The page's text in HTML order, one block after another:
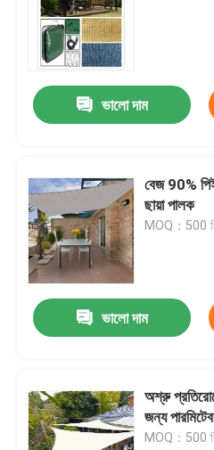
ভালো দাম
বেজ 90% পিই
ছায়া পালক
MOQ：500
ভালো দাম
অশ্রু
জন্য
MOQ：500